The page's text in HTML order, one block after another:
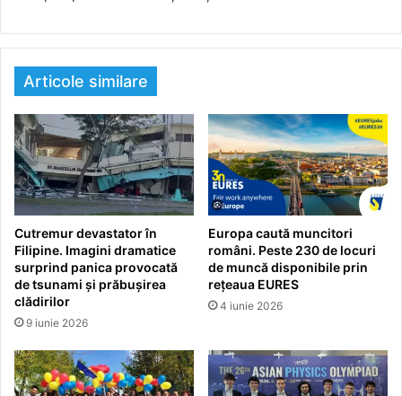
Articole similare
Cutremur devastator în
Filipine. Imagini dramatice
surprind panica provocată
de tsunami și prăbușirea
clădirilor
9 iunie 2026
Europa caută muncitori
români. Peste 230 de locuri
de muncă disponibile prin
rețeaua EURES
4 iunie 2026